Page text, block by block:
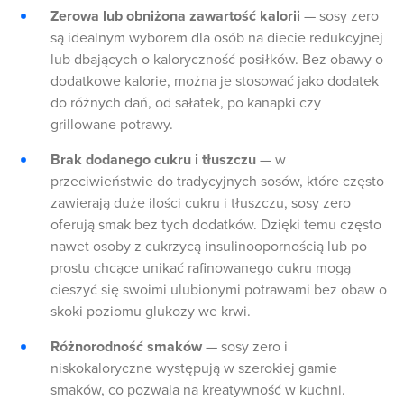
Zerowa lub obniżona zawartość kalorii — sosy zero
są idealnym wyborem dla osób na diecie redukcyjnej
lub dbających o kaloryczność posiłków. Bez obawy o
dodatkowe kalorie, można je stosować jako dodatek
do różnych dań, od sałatek, po kanapki czy
grillowane potrawy.
Brak dodanego cukru i tłuszczu — w
przeciwieństwie do tradycyjnych sosów, które często
zawierają duże ilości cukru i tłuszczu, sosy zero
oferują smak bez tych dodatków. Dzięki temu często
nawet osoby z cukrzycą insulinoopornością lub po
prostu chcące unikać rafinowanego cukru mogą
cieszyć się swoimi ulubionymi potrawami bez obaw o
skoki poziomu glukozy we krwi.
Różnorodność smaków — sosy zero i
niskokaloryczne występują w szerokiej gamie
smaków, co pozwala na kreatywność w kuchni.